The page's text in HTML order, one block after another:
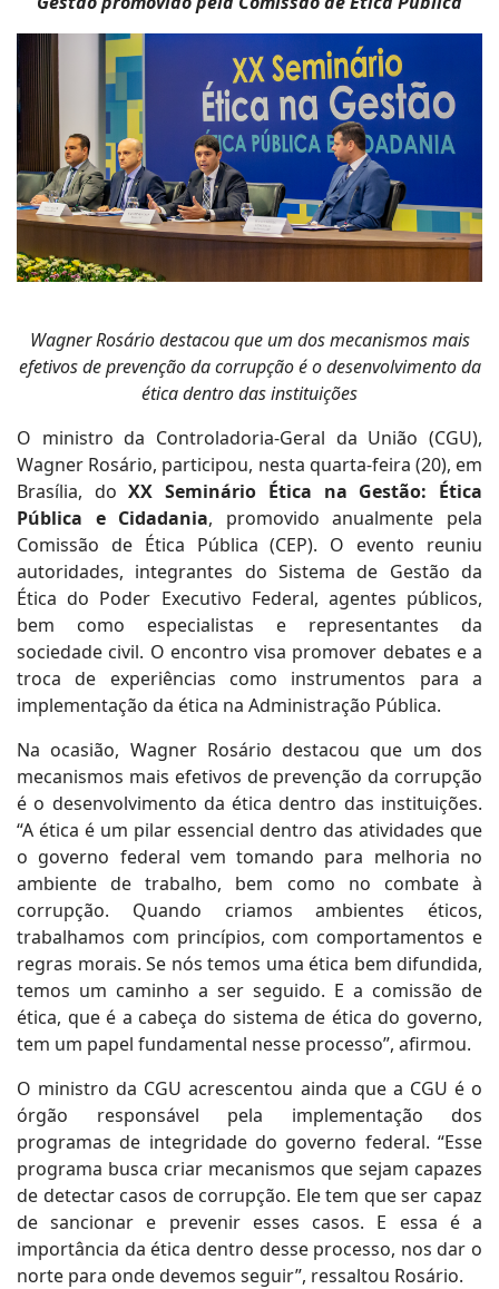
Wagner Rosário destacou que um dos mecanismos mais
efetivos de prevenção da corrupção é o desenvolvimento da
ética dentro das instituições
O ministro da Controladoria-Geral da União (CGU),
Wagner Rosário, participou, nesta quarta-feira (20), em
Brasília, doXX Seminário Ética na Gestão: Ética
Pública e Cidadania, promovido anualmente pela
Comissão de Ética Pública (CEP). O evento reuniu
autoridades, integrantes do Sistema de Gestão da
Ética do Poder Executivo Federal, agentes públicos,
bem como especialistas e representantes da
sociedade civil. O encontro visa promover debates e a
troca de experiências como instrumentos para a
implementação da ética na Administração Pública.
Na ocasião, Wagner Rosário destacou que um dos
mecanismos mais efetivos de prevenção da corrupção
é o desenvolvimento da ética dentro das instituições.
“A ética é um pilar essencial dentro das atividades que
o governo federal vem tomando para melhoria no
ambiente de trabalho, bem como no combate à
corrupção. Quando criamos ambientes éticos,
trabalhamos com princípios, com comportamentos e
regras morais. Se nós temos uma ética bem difundida,
temos um caminho a ser seguido. E a comissão de
ética, que é a cabeça do sistema de ética do governo,
tem um papel fundamental nesse processo”, afirmou.
O ministro da CGU acrescentou ainda que a CGU é o
órgão responsável pela implementação dos
programas de integridade do governo federal. “Esse
programa busca criar mecanismos que sejam capazes
de detectar casos de corrupção. Ele tem que ser capaz
de sancionar e prevenir esses casos. E essa é a
importância da ética dentro desse processo, nos dar o
norte para onde devemos seguir”, ressaltou Rosário.